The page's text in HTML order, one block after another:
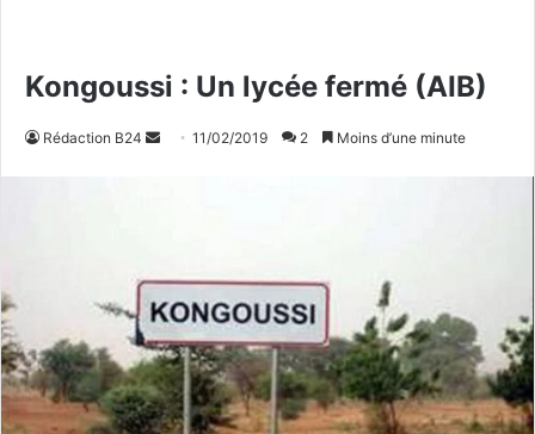
Kongoussi : Un lycée fermé (AIB)
Rédaction B24
e
r
u
n
c
o
11/02/2019 2 Moins d’une minute